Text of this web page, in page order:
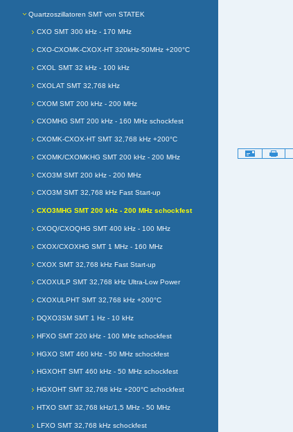
Quartzoszillatoren SMT von STATEK
CXO SMT 300 kHz - 170 MHz
CXO-CXOMK-CXOX-HT 320kHz-50MHz +200°C
CXOL SMT 32 kHz - 100 kHz
CXOLAT SMT 32,768 kHz
CXOM SMT 200 kHz - 200 MHz
CXOMHG SMT 200 kHz - 160 MHz schockfest
CXOMK-CXOX-HT SMT 32,768 kHz +200°C
CXOMK/CXOMKHG SMT 200 kHz - 200 MHz
CXO3M SMT 200 kHz - 200 MHz
CXO3M SMT 32,768 kHz Fast Start-up
CXO3MHG SMT 200 kHz - 200 MHz schockfest
CXOQ/CXOQHG SMT 400 kHz - 100 MHz
CXOX/CXOXHG SMT 1 MHz - 160 MHz
CXOX SMT 32,768 kHz Fast Start-up
CXOXULP SMT 32,768 kHz Ultra-Low Power
CXOXULPHT SMT 32,768 kHz +200°C
DQXO3SM SMT 1 Hz - 10 kHz
HFXO SMT 220 kHz - 100 MHz schockfest
HGXO SMT 460 kHz - 50 MHz schockfest
HGXOHT SMT 460 kHz - 50 MHz schockfest
HGXOHT SMT 32,768 kHz +200°C schockfest
HTXO SMT 32,768 kHz/1,5 MHz - 50 MHz
LFXO SMT 32,768 kHz schockfest
Artikelaktionen